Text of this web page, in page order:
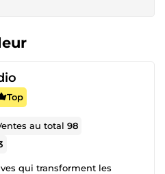
Top
au total98
qui transforment les